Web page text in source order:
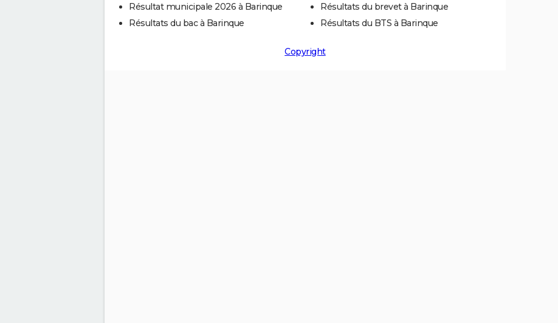
Résultat municipale 2026 à Barinque
Résultats du bac à Barinque
Résultats du brevet à Barinque
Résultats du BTS à Barinque
Copyright